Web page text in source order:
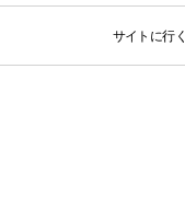
サイトに行く